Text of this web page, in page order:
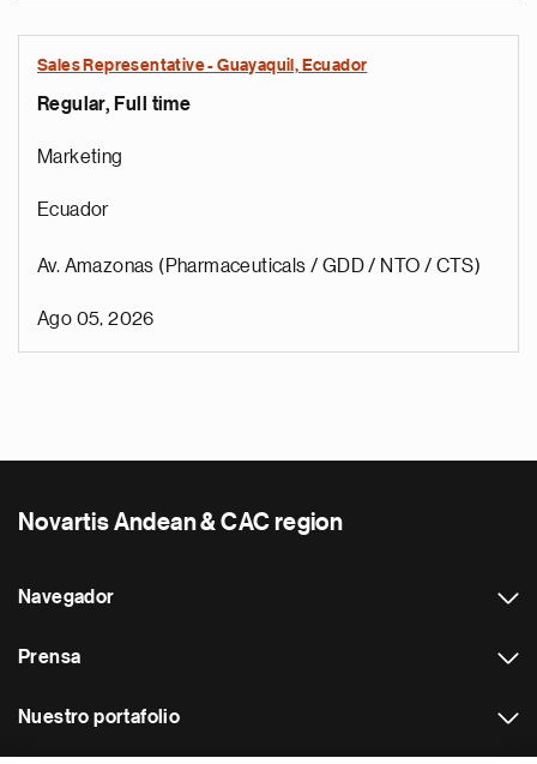
Sales Representative - Guayaquil, Ecuador
Regular, Full time
Marketing
Ecuador
Av. Amazonas (Pharmaceuticals / GDD / NTO / CTS)
Ago 05, 2026
Novartis Andean & CAC region
Navegador
Prensa
Nuestro portafolio